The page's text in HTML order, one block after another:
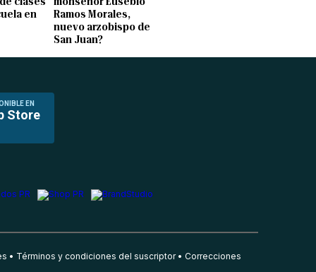
en
Ramos Morales,
nuevo arzobispo de
San Juan?
EN
Store
Términos y condiciones del suscriptor Correcciones